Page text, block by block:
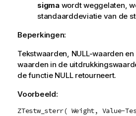
sigmawordt weggelaten,
standaarddeviatie van de
Beperkingen:
Tekstwaarden, NULL-waarden en
waarden in de
de functie NULLretourneert.
Voorbeeld:
ZTestw_sterr( Weight, Value-